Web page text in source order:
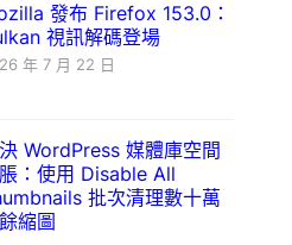
發布 Firefox 153.0：
視訊解碼登場
年 7 月 22 日
WordPress 媒體庫空間
：使用 Disable All
批次清理數十萬
縮圖